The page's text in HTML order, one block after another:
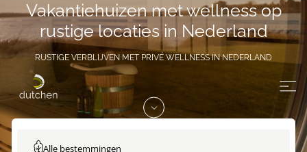
Vakantiehuizen met wellness op
rustige locaties in Nederland
RUSTIGE VERBLIJVEN MET PRIVÉ WELLNESS IN NEDERLAND
Alle bestemmingen